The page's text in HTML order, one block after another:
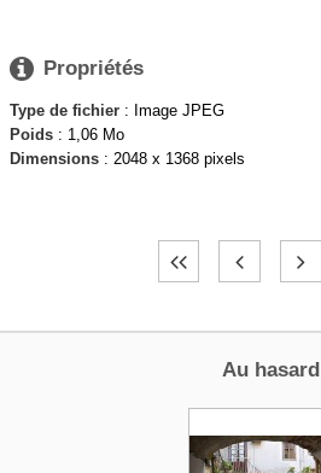
 Propriétés
Type de fichier : Image JPEG
Poids : 1,06 Mo
Dimensions : 2048 x 1368 pixels
Au hasard